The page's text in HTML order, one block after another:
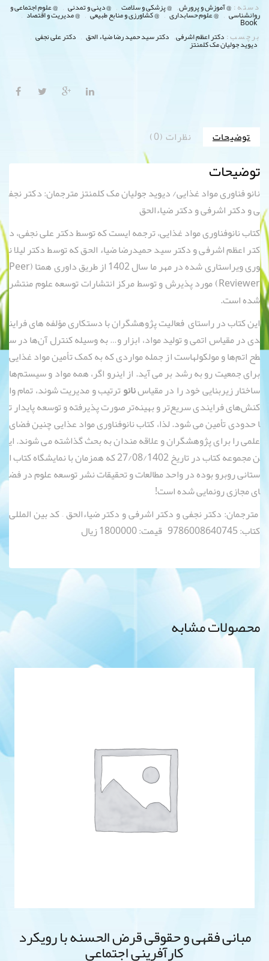
دسته: @ آموزش و پرورش, @ پزشکی و سلامت , @ دینی و تمدنی , @ علوم اجتماعی و
روانشناسی , @ علوم حسابداری , @ کشاورزی و منابع طبیعی , @ مدیریت و اقتصاد , Book
برچسب: دکتر اعظم اشرفی, دکتر سید حمید رضا ضیاء الحق , دکتر علی نجفی , دیوید جولیان مک کلمنتز
توضیحات نظرات (0)
توضیحات
نانو فناوری مواد غذایی/ دیوید جولیان مک کلمنتز مترجمان: دکتر نجف
ی و دکتر اشرفی و دکتر ضیاءالحق
کتاب نانوفناوری مواد غذایی، ترجمه ایست که توسط دکتر علی نجفی، د
کتر اعظم اشرفی و دکتر سید حمیدرضا ضیاء الحق که توسط دکتر لیلا ن
وری ویراستاری شده در مهر ما سال 1402 از طریق داوری همتا (Peer
Reviewer) مورد پذیرش و توسط مرکز انتشارات توسعه علوم منتشر
شده است.
این کتاب در راستای فعالیت پژوهشگران با دستکاری مؤلفه های فراین
دی در مقیاس اتمی و تولید مواد، ابزار و… به وسیله کنترل آن‌ها در س
طح اتم‌ها و مولکولهاست از جمله مواردی که به کمک تأمین مواد غذایی
برای جمعیت رو به رشد بر می آید. از اینرو اگر، همه مواد و سیستم‌ها
ساختار زیربنایی خود را در مقیاسنانوترتیب و مدیریت شوند، تمام وا
کنش‌های فرایندی سریع‌تر و بهینه‌تر صورت پذیرفته و توسعه پایدار ت
ا حدودی تأمین می شود. لذا، کتاب نانوفناوری مواد عذایی چنین فضای
علمی را برای پژوهشگران و علاقه مندان به بحث گذاشته می شوند. ای
ن مجموعه کتاب در تاریخ 27/08/1402 که همزمان با نمایشگاه کتاب ا
ستانی روبرو بوده در واحد مطالعات و تحقیقات نشر توسعه علوم در فض
ای مجازی رونمایی شده است!
مترجمان: دکتر نجفی و دکتر اشرفی و دکتر ضیاءالحق – کد بین المللی
کتاب: 9786008640745 قیمت: 1800000 زیال
محصولات مشابه
مبانی فقهی و حقوقی قرض الحسنه با رویکرد
کارآفرینی اجتماعی